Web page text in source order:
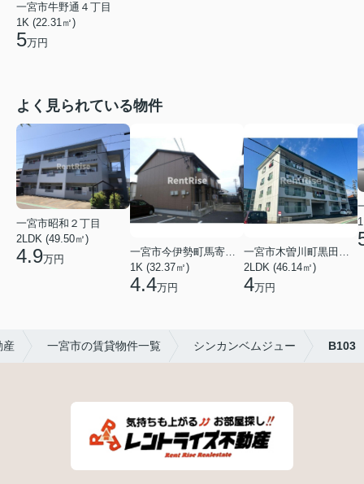
一宮市牛野通４丁目
1K (22.31㎡)
5万円
よく見られている物件
一宮市昭和２丁目
2LDK (49.50㎡)
4.9万円
一宮市今伊勢町馬寄字福塚前
1K (32.37㎡)
4.4万円
一宮市木曽川町黒田五ノ通り
2LDK (46.14㎡)
4万円
産 一宮市の賃貸物件一覧 シンカンベムジュー B103